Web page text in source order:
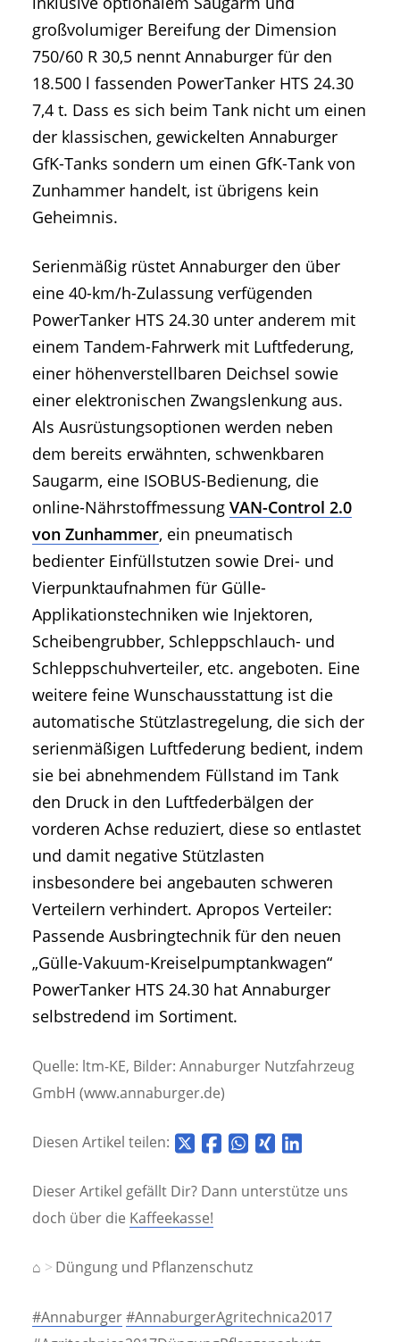
großvolumiger Bereifung der Dimension
750/60 R 30,5 nennt Annaburger für den
18.500 l fassenden PowerTanker HTS 24.30
7,4 t. Dass es sich beim Tank nicht um einen
der klassischen, gewickelten Annaburger
GfK-Tanks sondern um einen GfK-Tank von
Zunhammer handelt, ist übrigens kein
Geheimnis.
Serienmäßig rüstet Annaburger den über
eine 40-km/h-Zulassung verfügenden
PowerTanker HTS 24.30 unter anderem mit
einem Tandem-Fahrwerk mit Luftfederung,
einer höhenverstellbaren Deichsel sowie
einer elektronischen Zwangslenkung aus.
Als Ausrüstungsoptionen werden neben
dem bereits erwähnten, schwenkbaren
Saugarm, eine ISOBUS-Bedienung, die
online-Nährstoffmessung VAN-Control 2.0
von Zunhammer, ein pneumatisch
bedienter Einfüllstutzen sowie Drei- und
Vierpunktaufnahmen für Gülle-
Applikationstechniken wie Injektoren,
Scheibengrubber, Schleppschlauch- und
Schleppschuhverteiler, etc. angeboten. Eine
weitere feine Wunschausstattung ist die
automatische Stützlastregelung, die sich der
serienmäßigen Luftfederung bedient, indem
sie bei abnehmendem Füllstand im Tank
den Druck in den Luftfederbälgen der
vorderen Achse reduziert, diese so entlastet
und damit negative Stützlasten
insbesondere bei angebauten schweren
Verteilern verhindert. Apropos Verteiler:
Passende Ausbringtechnik für den neuen
„Gülle-Vakuum-Kreiselpumptankwagen“
PowerTanker HTS 24.30 hat Annaburger
selbstredend im Sortiment.
Quelle: ltm-KE, Bilder: Annaburger Nutzfahrzeug
GmbH (www.annaburger.de)
Diesen Artikel teilen:
Dieser Artikel gefällt Dir? Dann unterstütze uns
doch über die Kaffeekasse!
⌂ Düngung und Pflanzenschutz
#Annaburger#AnnaburgerAgritechnica2017